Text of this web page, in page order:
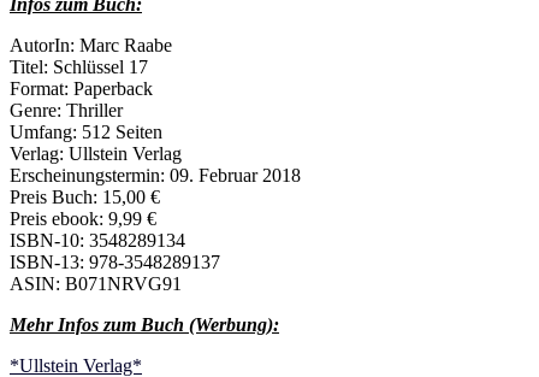
AutorIn: Marc Raabe
Titel: Schlüssel 17
Format: Paperback
Genre: Thriller
Umfang: 512 Seiten
Verlag: Ullstein Verlag
Erscheinungstermin: 09. Februar 2018
Preis Buch: 15,00 €
Preis ebook: 9,99 €
ISBN-10: 3548289134
ISBN-13: 978-3548289137
ASIN: B071NRVG91
Mehr Infos zum Buch (Werbung):
*Ullstein Verlag*